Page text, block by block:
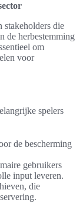
stakeholders die
de herbestemming
om
voor
spelers
de bescherming
gebruikers
input leveren.
die